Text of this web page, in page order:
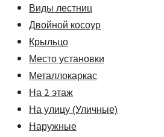
Виды лестниц
Двойной косоур
Крыльцо
Место установки
Металлокаркас
На 2 этаж
На улицу (Уличные)
Наружные